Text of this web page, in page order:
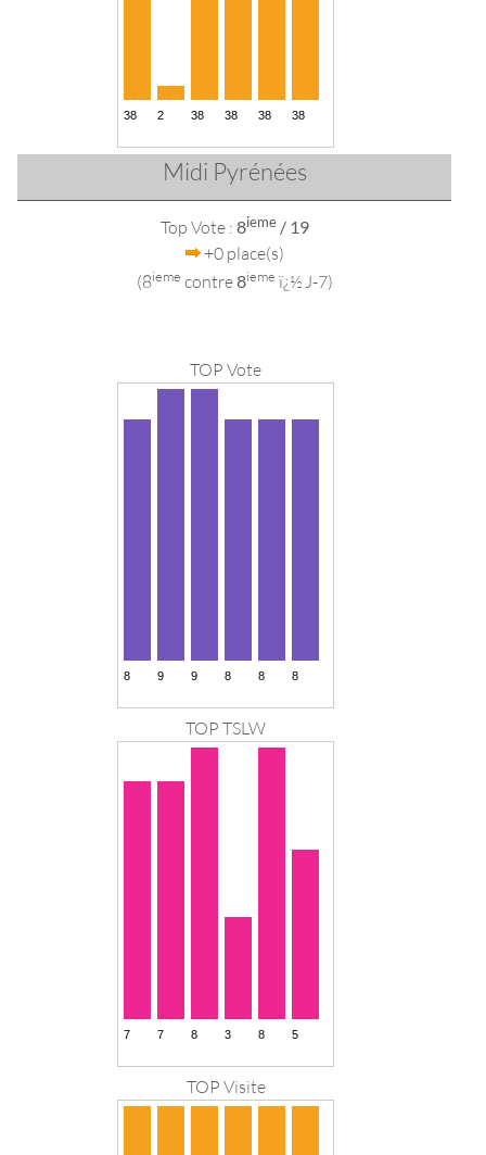
Midi Pyrénées
Top Vote : 8ieme/ 19
+0 place(s)
(8ieme contre8ieme ï¿½ J-7)
TOP Vote
TOP TSLW
TOP Visite